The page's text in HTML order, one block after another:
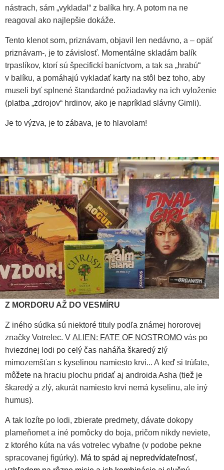
nástrach, sám „vykladal“ z balíka hry. A potom na ne
reagoval ako najlepšie dokáže.
Tento klenot som, priznávam, objavil len nedávno, a – opäť
priznávam-, je to závislosť. Momentálne skladám balík
trpaslíkov, ktorí sú špecifickí baníctvom, a tak sa „hrabú“
v balíku, a pomáhajú vykladať karty na stôl bez toho, aby
museli byť splnené štandardné požiadavky na ich vyloženie
(platba „zdrojov“ hrdinov, ako je napríklad slávny Gimli).
Je to výzva, je to zábava, je to hlavolam!
Z MORDORU AŽ DO VESMÍRU
Z iného súdka sú niektoré tituly podľa známej hororovej
značky Votrelec. V ALIEN: FATE OF NOSTROMO vás po
hviezdnej lodi po celý čas naháňa škaredý zlý
mimozemšťan s kyselinou namiesto krvi... A keď si trúfate,
môžete na hraciu plochu pridať aj androida Asha (tiež je
škaredý a zlý, akurát namiesto krvi nemá kyselinu, ale iný
humus).
A tak lozíte po lodi, zbierate predmety, dávate dokopy
plameňomet a iné pomôcky do boja, pričom nikdy neviete,
z ktorého kúta na vás votrelec vybafne (v podobe pekne
spracovanej figúrky). Má to spád aj nepredvídateľnosť,